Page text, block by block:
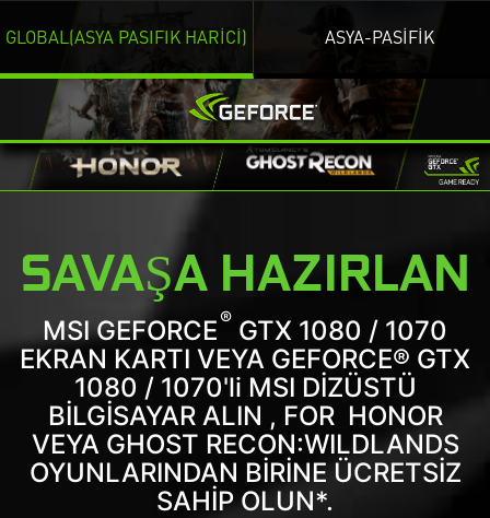
GLOBAL(ASYA PASIFIK HARİCİ) ASYA-PASİFİK
SAVAŞA HAZIRLAN
MSI GEFORCE® GTX 1080 / 1070
EKRAN KARTI VEYA GEFORCE® GTX
1080 / 1070'li MSI DİZÜSTÜ
BİLGİSAYAR ALIN , FOR HONOR
VEYA GHOST RECON:WILDLANDS
OYUNLARINDAN BİRİNE ÜCRETSİZ
SAHİP OLUN*.